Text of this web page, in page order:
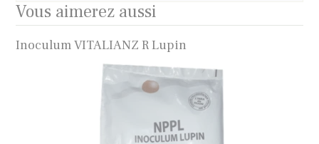
Vous aimerez aussi
Inoculum VITALIANZ R Lupin